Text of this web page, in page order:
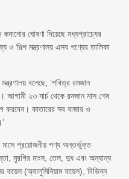
ঘোষণা দিয়েছে মধ্যপ্রাচ্যের
ও শিল্প মন্ত্রণালয় এসব পণ্যের তালিকা
বলেছে, ‘পবিত্র রমজান
আগামী ২৩ মার্চ থেকে রমজান মাস শেষ
করবেন। কাতারের সব বাজার ও
প্রয়োজনীয় পণ্য অন্তর্ভুক্ত
মুরগির মাংস, তেল, দুধ এবং অন্যান্য
ফয়েল (অ্যালুমিনিয়াম ফয়েল), বিভিন্ন